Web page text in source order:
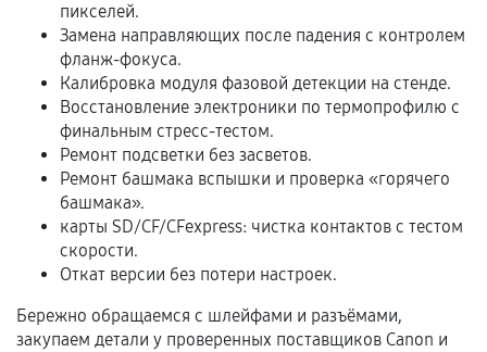
Расширенная гарантия
В некоторых случаях возможно оформление
расширенной гарантии. Стоимость, сроки и
условия продления согласовываются отдельно и
фиксируются в документах.
Когда гарантия не действует
Нарушение правил эксплуатации,
механические повреждения, попадание влаги,
перегрев, коррозия.
пикселей.
Замена направляющих после падения с контролем
фланж-фокуса.
Калибровка модуля фазовой детекции на стенде.
Восстановление электроники по термопрофилю с
финальным стресс-тестом.
Ремонт подсветки без засветов.
Ремонт башмака вспышки и проверка «горячего
башмака».
карты SD/CF/CFexpress: чистка контактов с тестом
скорости.
Откат версии без потери настроек.
Бережно обращаемся с шлейфами и разъёмами,
закупаем детали у проверенных поставщиков Canon и